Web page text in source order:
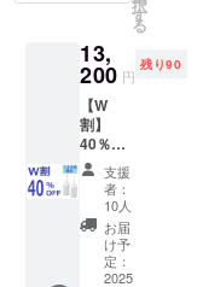
後のキャン
セルは原則
としてお受
けしており
ません。あ
らかじめご
了承のう
え、ご支援
いただきま
て頂き
ます。
容】 ■
水楊
枝 変
えノズ
ル ×2 フ
ル充電
で約60
日連続
稼働コ
ロッ
サー水
楊枝 ×1
└USB
ケーブ
ル×1 日
本語説
明書は
データ
でお渡
ししま
す。 フ
択
す
る
13,
200 円
残り90
【W
割】
40％OF
F100名
限定 定
22,000
→13,20
支援
者：
10人
お届
け予
定：
2025